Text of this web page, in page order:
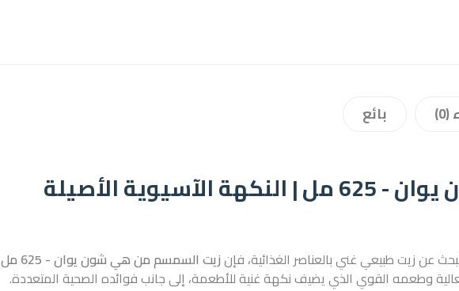
بائع
زيت سمسم هي شون يوان - 625 مل | النكهة الآسيوية الأصيلة
عن زيت طبيعي غني بالعناصر الغذائية، فإنزيت السمسم من هي شون يوان - 625 مل
وطعمه القوي الذي يضيف نكهة غنية للأطعمة، إلى جانب فوائده الصحية المتعددة.